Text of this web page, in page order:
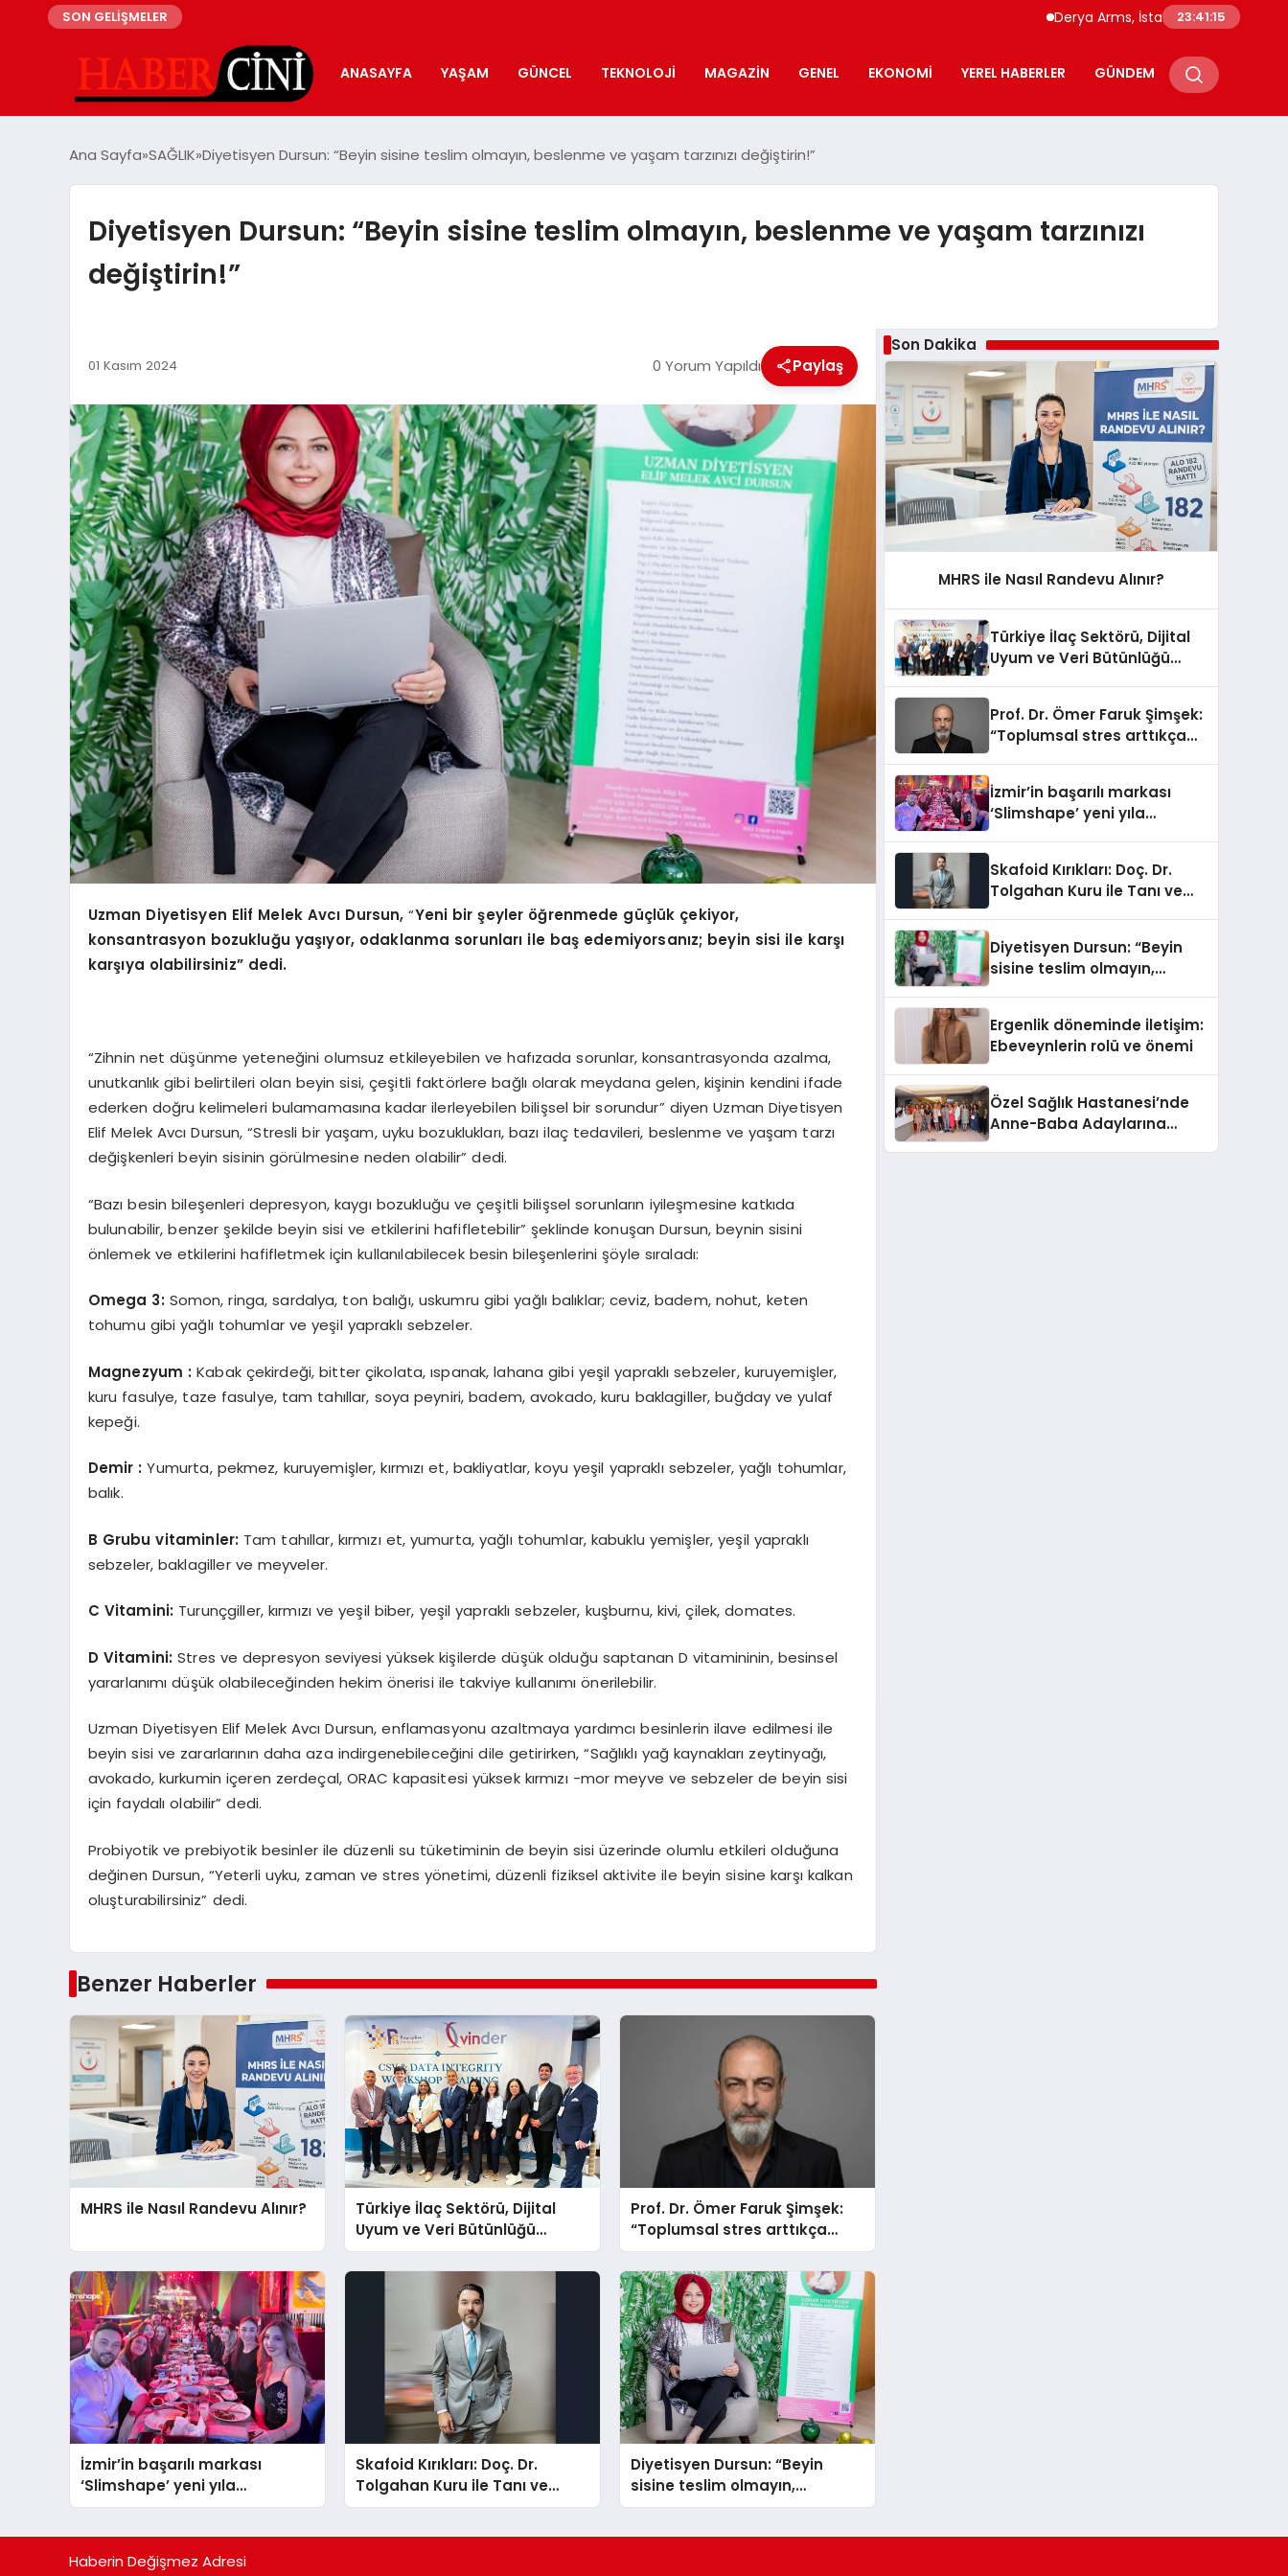
SON GELİŞMELER Derya Arms, İstanbul Prohunt 2026’da
23:41:16
ANASAYFA YAŞAM GÜNCEL TEKNOLOJI MAGAZIN GENEL EKONOMI YEREL HABERLER GÜNDEM
Ana Sayfa SAĞLIK Diyetisyen Dursun: “Beyin sisine teslim olmayın, beslenme ve yaşam tarzınızı değiştirin!”
Diyetisyen Dursun: “Beyin sisine teslim olmayın, beslenme ve yaşam tarzınızı
değiştirin!”
01 Kasım 2024 0 Yorum Yapıldı Paylaş
Uzman Diyetisyen Elif Melek Avcı Dursun,“Yeni bir şeyler öğrenmede güçlük çekiyor,
konsantrasyon bozukluğu yaşıyor, odaklanma sorunları ile baş edemiyorsanız; beyin sisi ile karşı
karşıya olabilirsiniz” dedi.
“Zihnin net düşünme yeteneğini olumsuz etkileyebilen ve hafızada sorunlar, konsantrasyonda azalma,
unutkanlık gibi belirtileri olan beyin sisi, çeşitli faktörlere bağlı olarak meydana gelen, kişinin kendini ifade
ederken doğru kelimeleri bulamamasına kadar ilerleyebilen bilişsel bir sorundur” diyen Uzman Diyetisyen
Elif Melek Avcı Dursun, “Stresli bir yaşam, uyku bozuklukları, bazı ilaç tedavileri, beslenme ve yaşam tarzı
değişkenleri beyin sisinin görülmesine neden olabilir” dedi.
“Bazı besin bileşenleri depresyon, kaygı bozukluğu ve çeşitli bilişsel sorunların iyileşmesine katkıda
bulunabilir, benzer şekilde beyin sisi ve etkilerini hafifletebilir” şeklinde konuşan Dursun, beynin sisini
önlemek ve etkilerini hafifletmek için kullanılabilecek besin bileşenlerini şöyle sıraladı:
Omega 3: Somon, ringa, sardalya, ton balığı, uskumru gibi yağlı balıklar; ceviz, badem, nohut, keten
tohumu gibi yağlı tohumlar ve yeşil yapraklı sebzeler.
Magnezyum :Kabak çekirdeği, bitter çikolata, ıspanak, lahana gibi yeşil yapraklı sebzeler, kuruyemişler,
kuru fasulye, taze fasulye, tam tahıllar, soya peyniri, badem, avokado, kuru baklagiller, buğday ve yulaf
kepeği.
Demir :Yumurta, pekmez, kuruyemişler, kırmızı et, bakliyatlar, koyu yeşil yapraklı sebzeler, yağlı tohumlar,
balık.
B Grubu vitaminler: Tam tahıllar, kırmızı et, yumurta, yağlı tohumlar, kabuklu yemişler, yeşil yapraklı
sebzeler, baklagiller ve meyveler.
C Vitamini: Turunçgiller, kırmızı ve yeşil biber, yeşil yapraklı sebzeler, kuşburnu, kivi, çilek, domates.
D Vitamini:Stres ve depresyon seviyesi yüksek kişilerde düşük olduğu saptanan D vitamininin, besinsel
yararlanımı düşük olabileceğinden hekim önerisi ile takviye kullanımı önerilebilir.
Uzman Diyetisyen Elif Melek Avcı Dursun, enflamasyonu azaltmaya yardımcı besinlerin ilave edilmesi ile
beyin sisi ve zararlarının daha aza indirgenebileceğini dile getirirken, “Sağlıklı yağ kaynakları zeytinyağı,
avokado, kurkumin içeren zerdeçal, ORAC kapasitesi yüksek kırmızı -mor meyve ve sebzeler de beyin sisi
için faydalı olabilir” dedi.
Probiyotik ve prebiyotik besinler ile düzenli su tüketiminin de beyin sisi üzerinde olumlu etkileri olduğuna
değinen Dursun, “Yeterli uyku, zaman ve stres yönetimi, düzenli fiziksel aktivite ile beyin sisine karşı kalkan
oluşturabilirsiniz” dedi.
Benzer Haberler
MHRS ile Nasıl Randevu Alınır?
Türkiye İlaç Sektörü, Dijital
Uyum ve Veri Bütünlüğü
Gündemiyle İstanbul’da
Buluştu
Prof. Dr. Ömer Faruk Şimşek:
“Toplumsal stres arttıkça
sabır eşiğimiz düşüyor”
İzmir’in başarılı markası
‘Slimshape’ yeni yıla
müjdelerle girdi!
Skafoid Kırıkları: Doç. Dr.
Tolgahan Kuru ile Tanı ve
Tedavi Yöntemleri
Diyetisyen Dursun: “Beyin
sisine teslim olmayın,
beslenme ve yaşam tarzınızı
Son Dakika
MHRS ile Nasıl Randevu Alınır?
Türkiye İlaç Sektörü, Dijital
Uyum ve Veri Bütünlüğü
Prof. Dr. Ömer Faruk Şimşek:
“Toplumsal stres arttıkça
İzmir’in başarılı markası
‘Slimshape’ yeni yıla
Skafoid Kırıkları: Doç. Dr.
Tolgahan Kuru ile Tanı ve
Diyetisyen Dursun: “Beyin
sisine teslim olmayın,
Ergenlik döneminde iletişim:
Ebeveynlerin rolü ve önemi
Özel Sağlık Hastanesi’nde
Anne-Baba Adaylarına
Haberin Değişmez Adresi